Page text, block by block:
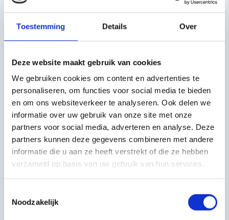
Toestemming Details Over
Deze website maakt gebruik van cookies
We gebruiken cookies om content en advertenties te
personaliseren, om functies voor social media te bieden
en om ons websiteverkeer te analyseren. Ook delen we
informatie over uw gebruik van onze site met onze
partners voor social media, adverteren en analyse. Deze
partners kunnen deze gegevens combineren met andere
informatie die u aan ze heeft verstrekt of die ze hebben
verzameld op basis van uw gebruik van hun services.
Noodzakelijk
Schau auch mal
Entdecke den Rest der Region! Schau dir die
anderen Websites an, um zu sehen, was diese
wunderschöne Umgebung noch zu bieten hat.